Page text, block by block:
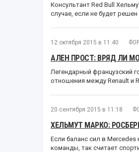
Консультант Red Bull
случае, если не будет
12 октября 2015 в 11:40
АЛЕН ПРОСТ: ВРЯД ЛИ
Легендарный французский
отношения между Renault и
20 сентября 2015 в 11:18
ХЕЛЬМУТ МАРКО:
Если баланс сил в
команды, так считает